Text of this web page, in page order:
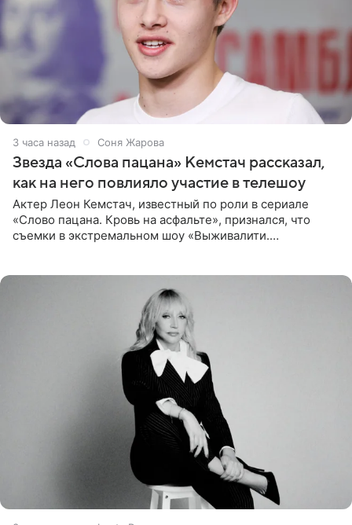
3 часа назад Соня Жарова
Звезда «Слова пацана» Кемстач рассказал,
как на него повлияло участие в телешоу
Актер Леон Кемстач, известный по роли в сериале
«Слово пацана. Кровь на асфальте», признался, что
съемки в экстремальном шоу «Выживалити.